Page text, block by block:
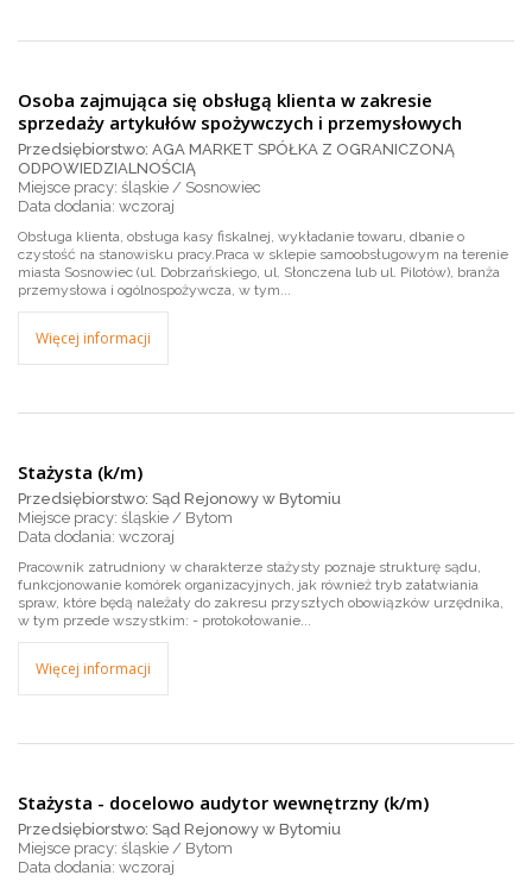
Osoba zajmująca się obsługą klienta w zakresie
sprzedaży artykułów spożywczych i przemysłowych
Przedsiębiorstwo: AGA MARKET SPÓŁKA Z OGRANICZONĄ
ODPOWIEDZIALNOŚCIĄ
Miejsce pracy: śląskie / Sosnowiec
wczoraj
Obsługa klienta, obsługa kasy fiskalnej, wykładanie towaru, dbanie o
czystość na stanowisku pracy.Praca w sklepie samoobsługowym na terenie
miasta Sosnowiec (ul. Dobrzańskiego, ul. Słonczena lub ul. Pilotów), branża
przemysłowa i ogólnospożywcza, w tym...
Więcej informacji
Stażysta (k/m)
Przedsiębiorstwo: Sąd Rejonowy w Bytomiu
Miejsce pracy: śląskie / Bytom
wczoraj
Pracownik zatrudniony w charakterze stażysty poznaje strukturę sądu,
funkcjonowanie komórek organizacyjnych, jak również tryb załatwiania
spraw, które będą należały do zakresu przyszłych obowiązków urzędnika,
w tym przede wszystkim: - protokołowanie...
Więcej informacji
Stażysta - docelowo audytor wewnętrzny (k/m)
Przedsiębiorstwo: Sąd Rejonowy w Bytomiu
Miejsce pracy: śląskie / Bytom
wczoraj